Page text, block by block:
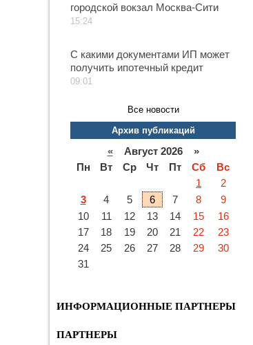
городской вокзал Москва-Сити
15:24
С какими документами ИП может
получить ипотечный кредит
09:01
Все новости
Архив публикаций
«Август 2026 »
Пн
Вт Ср Чт Пт Сб
Вс
1
2
3
4 5 6 7 8
9
10
11 12 13 14 15
16
17
18 19 20 21 22
23
24
25 26 27 28 29
30
31
ИНФОРМАЦИОННЫЕ ПАРТНЕРЫ
ПАРТНЕРЫ